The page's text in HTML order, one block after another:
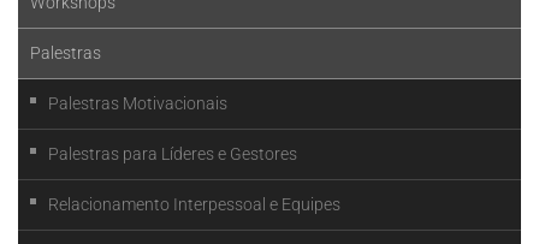
Palestras
Palestras Motivacionais
Palestras para Líderes e Gestores
Relacionamento Interpessoal e Equipes